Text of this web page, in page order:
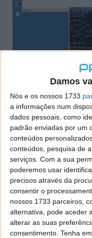
Damos
Nós e os nossos 1733
a informações num
dados pessoais, como
padrão enviadas por um
conteúdos
conteúdos, pesquisa de
serviços. Com a sua
poderemos usar
precisos através da
consentir o
nossos 1733 parceiros,
alternativa, pode aceder
alterar as suas
consentimento. Tenha
Novidades do
Melhorias no
Correção de
Melhorias ao
O ReactOS 0.4.4
uma para instalar
executar em modo
Download:
0.4.4-live.zip(68MB)